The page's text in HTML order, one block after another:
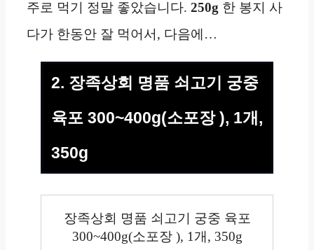
주로 먹기 정말 좋았습니다. 250g 한 봉지 사
다가 한동안 잘 먹어서, 다음에…
2. 장족상회 명품 쇠고기 궁중
육포 300~400g(소포장 ), 1개,
350g
장족상회 명품 쇠고기 궁중 육포
300~400g(소포장 ), 1개, 350g